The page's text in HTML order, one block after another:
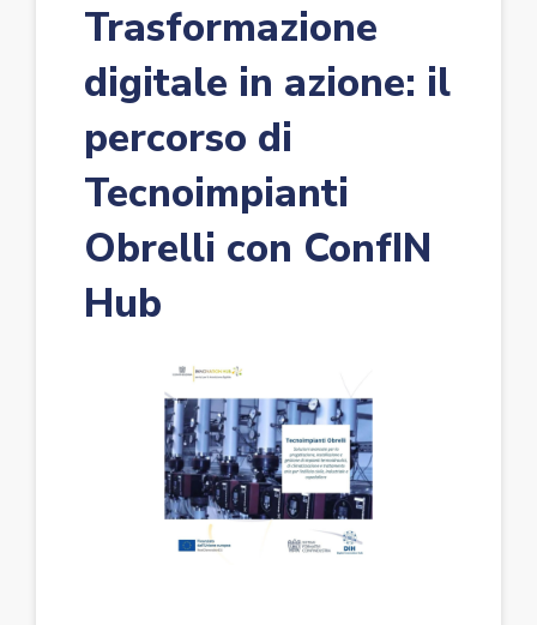
Trasformazione
digitale in azione: il
percorso di
Tecnoimpianti
Obrelli con ConfIN
Hub